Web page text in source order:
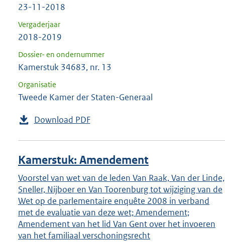
23-11-2018
Vergaderjaar
2018-2019
Dossier- en ondernummer
Kamerstuk 34683, nr. 13
Organisatie
Tweede Kamer der Staten-Generaal
Download PDF
Kamerstuk: Amendement
Voorstel van wet van de leden Van Raak, Van der Linde,
Sneller, Nijboer en Van Toorenburg tot wijziging van de
Wet op de parlementaire enquête 2008 in verband
met de evaluatie van deze wet; Amendement;
Amendement van het lid Van Gent over het invoeren
van het familiaal verschoningsrecht